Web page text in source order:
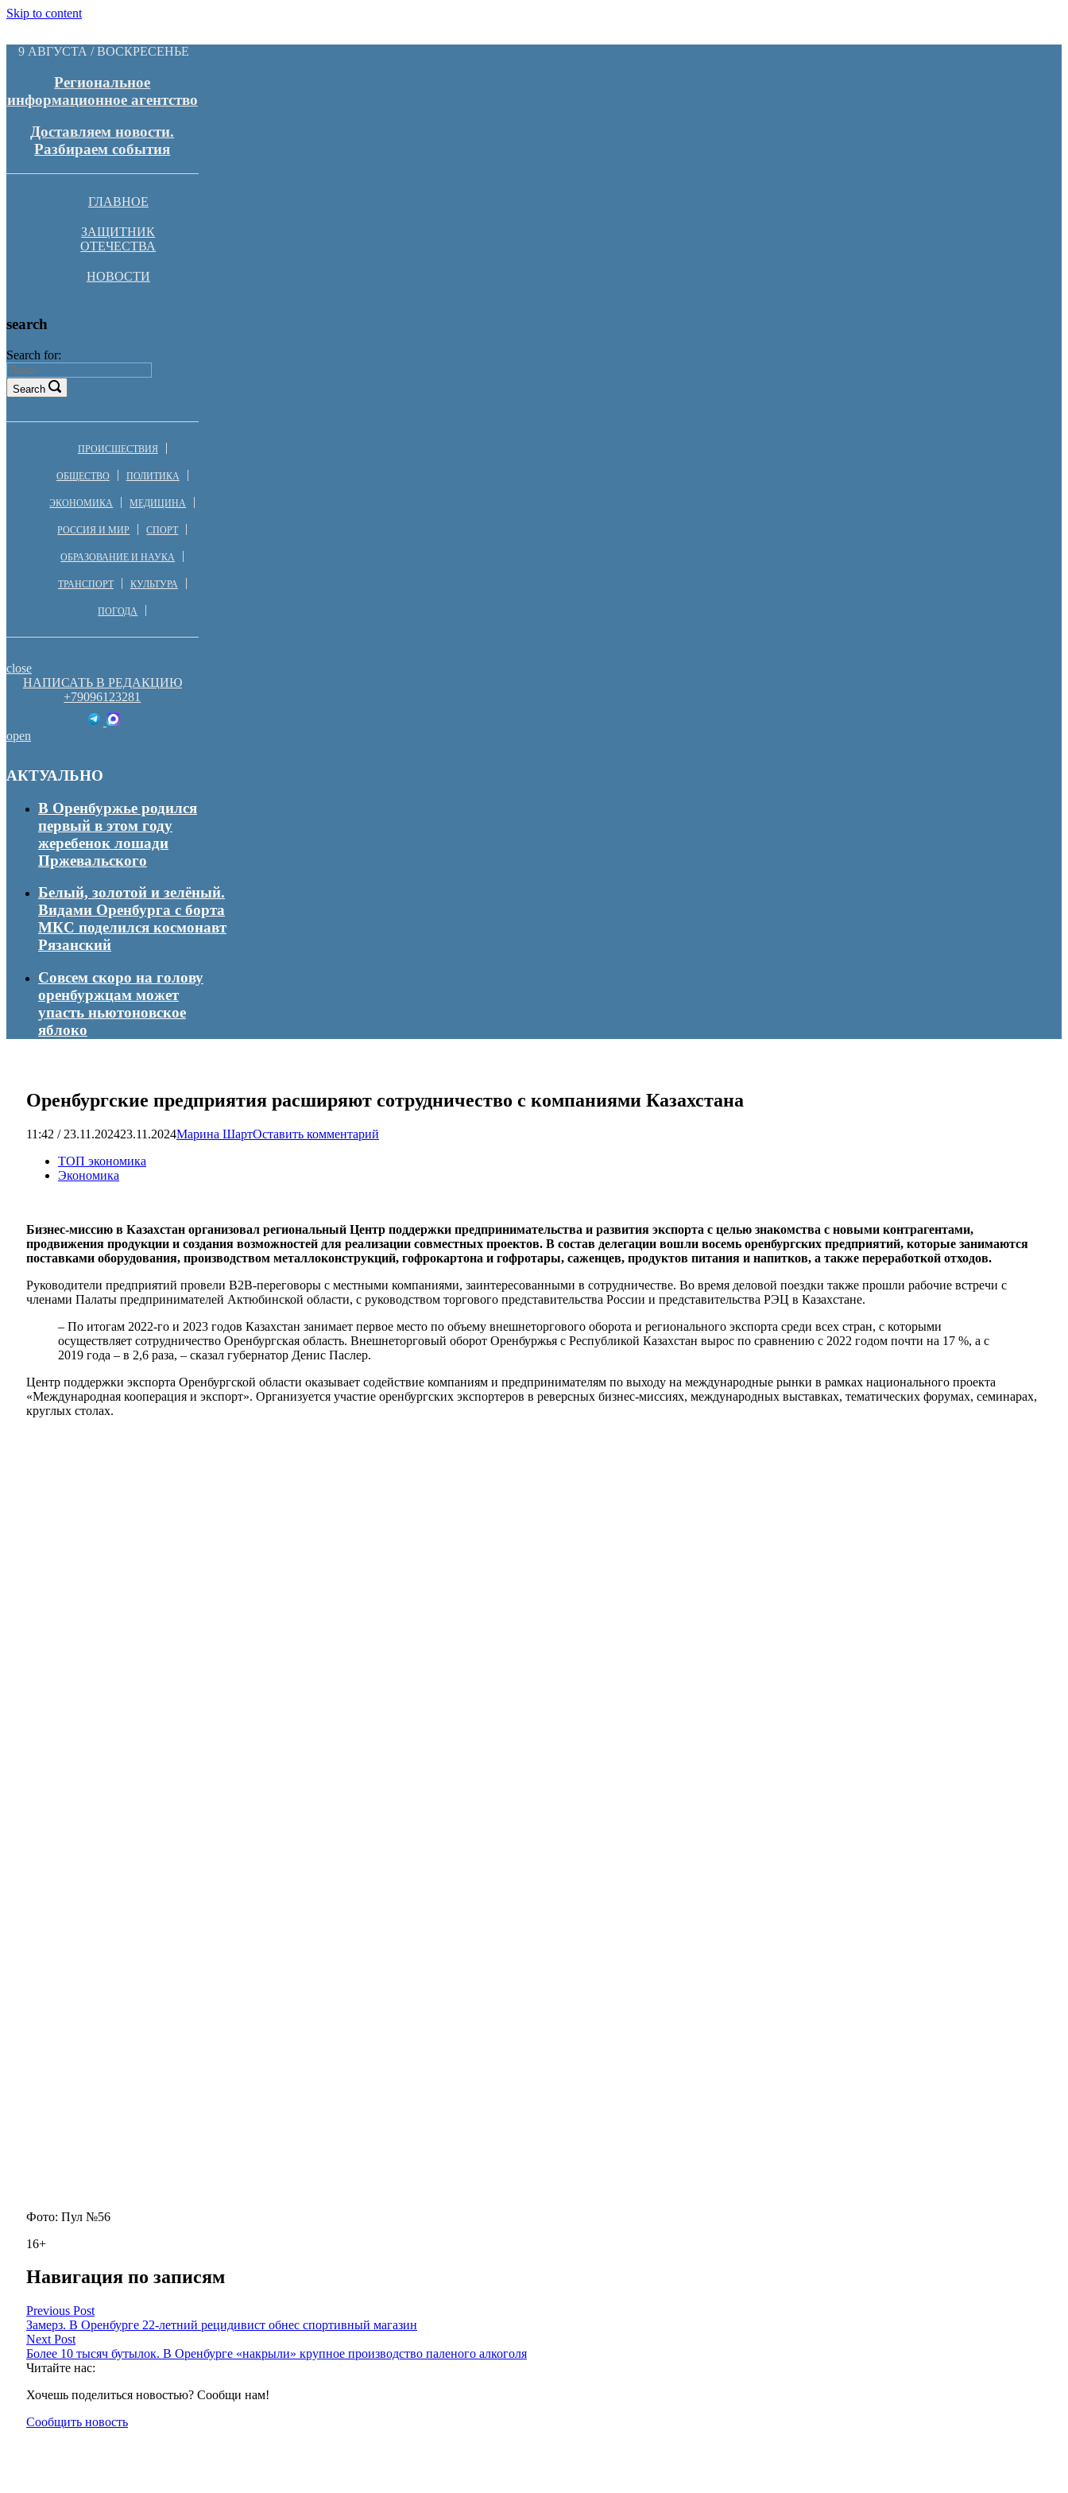
Skip to content
9 АВГУСТА / ВОСКРЕСЕНЬЕ
Региональное
информационное агентство
Доставляем новости.
Разбираем события
ГЛАВНОЕ
ЗАЩИТНИК
ОТЕЧЕСТВА
НОВОСТИ
search
Search for:
Search
ПРОИСШЕСТВИЯ
ОБЩЕСТВО ПОЛИТИКА
ЭКОНОМИКА МЕДИЦИНА
РОССИЯ И МИР СПОРТ
ОБРАЗОВАНИЕ И НАУКА
ТРАНСПОРТ КУЛЬТУРА
ПОГОДА
close
НАПИСАТЬ В РЕДАКЦИЮ
+79096123281
open
АКТУАЛЬНО
В Оренбуржье родился
первый в этом году
жеребенок лошади
Пржевальского
Белый, золотой и зелёный.
Видами Оренбурга с борта
МКС поделился космонавт
Рязанский
Совсем скоро на голову
оренбуржцам может
упасть ньютоновское
яблоко
Оренбургские предприятия расширяют сотрудничество с компаниями Казахстана
11:42 / 23.11.202423.11.2024Марина ШартОставить комментарий
ТОП экономика
Экономика
Бизнес-миссию в Казахстан организовал региональный Центр поддержки предпринимательства и развития экспорта с целью знакомства с новыми контрагентами,
продвижения продукции и создания возможностей для реализации совместных проектов. В состав делегации вошли восемь оренбургских предприятий, которые занимаются
поставками оборудования, производством металлоконструкций, гофрокартона и гофротары, саженцев, продуктов питания и напитков, а также переработкой отходов.
Руководители предприятий провели B2B-переговоры с местными компаниями, заинтересованными в сотрудничестве. Во время деловой поездки также прошли рабочие встречи с
членами Палаты предпринимателей Актюбинской области, с руководством торгового представительства России и представительства РЭЦ в Казахстане.
– По итогам 2022-го и 2023 годов Казахстан занимает первое место по объему внешнеторгового оборота и регионального экспорта среди всех стран, с которыми
осуществляет сотрудничество Оренбургская область. Внешнеторговый оборот Оренбуржья с Республикой Казахстан вырос по сравнению с 2022 годом почти на 17 %, а с
2019 года – в 2,6 раза, – сказал губернатор Денис Паслер.
Центр поддержки экспорта Оренбургской области оказывает содействие компаниям и предпринимателям по выходу на международные рынки в рамках национального проекта
«Международная кооперация и экспорт». Организуется участие оренбургских экспортеров в реверсных бизнес-миссиях, международных выставках, тематических форумах, семинарах,
круглых столах.
Фото: Пул №56
16+
Навигация по записям
Previous Post
Замерз. В Оренбурге 22-летний рецидивист обнес спортивный магазин
Next Post
Более 10 тысяч бутылок. В Оренбурге «накрыли» крупное производство паленого алкоголя
Читайте нас:
Хочешь поделиться новостью? Сообщи нам!
Сообщить новость